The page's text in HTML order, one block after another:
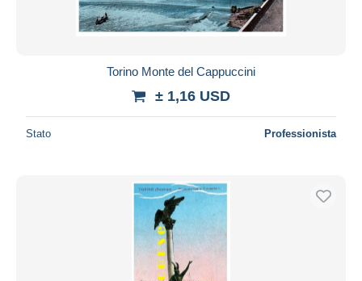
Torino Monte del Cappuccini
± 1,16 USD
Stato Professionista